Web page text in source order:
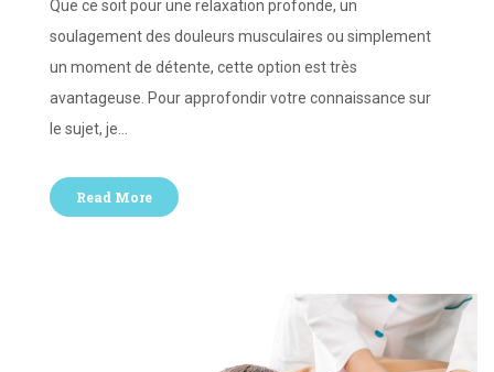
Que ce soit pour une relaxation profonde, un
soulagement des douleurs musculaires ou simplement
un moment de détente, cette option est très
avantageuse. Pour approfondir votre connaissance sur
le sujet, je…
Read More